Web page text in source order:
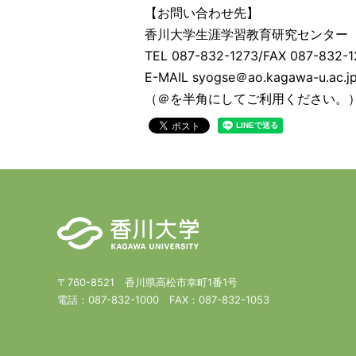
【お問い合わせ先】
香川大学生涯学習教育研究センター
TEL 087-832-1273/FAX 087-832-
E-MAIL syogse＠ao.kagawa-
（＠を半角にしてご利用ください。
〒760-8521 香川県高松市幸町1番1号
電話： 087-832-1000 FAX： 087-832-1053